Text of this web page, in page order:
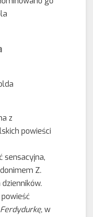
z
powieści
sensacyjna,
Z.
dzienników.
Ferdydurkę, w